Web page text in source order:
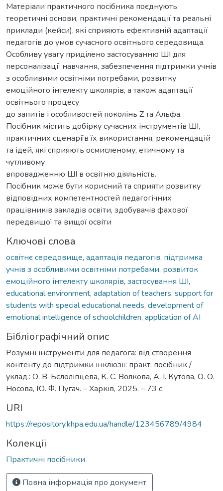
Матеріали практичного посібника поєднують
теоретичні основи, практичні рекомендації та реальні
приклади (кейси), які сприяють ефективній адаптації
педагогів до умов сучасного освітнього середовища.
Особливу увагу приділено застосуванню ШІ для
персоналізації навчання, забезпечення підтримки учнів
з особливими освітніми потребами, розвитку
емоційного інтелекту школярів, а також адаптації
освітнього процесу
до запитів і особливостей поколінь Z та Альфа.
Посібник містить добірку сучасних інструментів ШІ,
практичних сценаріїв їх використання, рекомендацій
та ідей, які сприяють осмисленому, етичному та
чутливому
впровадженню ШІ в освітню діяльність.
Посібник може бути корисний та сприяти розвитку
відповідних компетентностей педагогічних
працівників закладів освіти, здобувачів фахової
передвищої та вищої освіти
Ключові слова
освітнє середовище, адаптація педагогів, підтримка
учнів з особливими освітніми потребами, розвиток
емоційного інтелекту школярів, застосування ШІ,
educational environment, adaptation of teachers, support for
students with special educational needs, development of
emotional intelligence of schoolchildren, application of AI
Бібліографічний опис
Розумні інструменти для педагога: від створення
контенту до підтримки інклюзії: практ. посібник /
уклад.: О. В. Бєлоліпцева, К. С. Волкова, А. І. Кутова, О. О.
Носова, Ю. Ф. Пугач. – Харків, 2025. – 73 с.
URI
https://repository.khpa.edu.ua/handle/123456789/4984
Колекції
Практичні посібники
Повна інформація про документ